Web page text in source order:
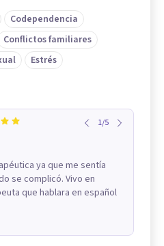
Codependencia
Conflictos familiares
Estrés
1/5
ya que me sentía
se complicó. Vivo en
que hablara en español